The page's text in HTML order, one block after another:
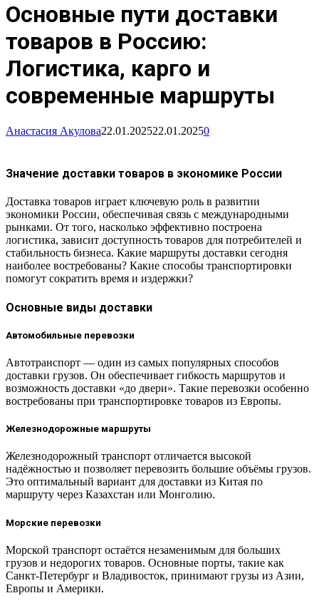
Основные пути доставки
товаров в Россию:
Логистика, карго и
современные маршруты
Анастасия Акулова22.01.202522.01.20250
Значение доставки товаров в экономике России
Доставка товаров играет ключевую роль в развитии
экономики России, обеспечивая связь с международными
рынками. От того, насколько эффективно построена
логистика, зависит доступность товаров для потребителей и
стабильность бизнеса. Какие маршруты доставки сегодня
наиболее востребованы? Какие способы транспортировки
помогут сократить время и издержки?
Основные виды доставки
Автомобильные перевозки
Автотранспорт — один из самых популярных способов
доставки грузов. Он обеспечивает гибкость маршрутов и
возможность доставки «до двери». Такие перевозки особенно
востребованы при транспортировке товаров из Европы.
Железнодорожные маршруты
Железнодорожный транспорт отличается высокой
надёжностью и позволяет перевозить большие объёмы грузов.
Это оптимальный вариант для доставки из Китая по
маршруту через Казахстан или Монголию.
Морские перевозки
Морской транспорт остаётся незаменимым для больших
грузов и недорогих товаров. Основные порты, такие как
Санкт-Петербург и Владивосток, принимают грузы из Азии,
Европы и Америки.